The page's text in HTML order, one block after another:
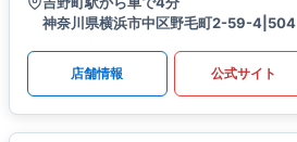
神奈川県横浜市中区野毛町2-59-4|504
店舗情報 公式サイト